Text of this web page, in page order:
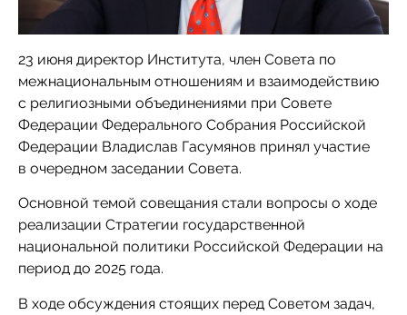
23 июня директор Института, член Совета по
межнациональным отношениям и взаимодействию
с религиозными объединениями при Совете
Федерации Федерального Собрания Российской
Федерации Владислав Гасумянов принял участие
в очередном заседании Совета.
Основной темой совещания стали вопросы о ходе
реализации Стратегии государственной
национальной политики Российской Федерации на
период до 2025 года.
В ходе обсуждения стоящих перед Советом задач,